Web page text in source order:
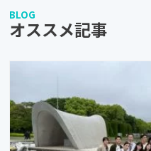
BLOG
オススメ記事